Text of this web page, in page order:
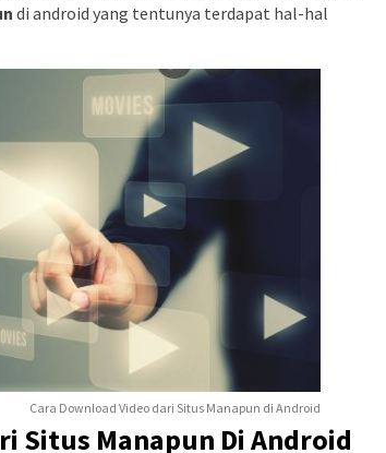
di android yang tentunya terdapat hal-hal
Cara Download Video dari Situs Manapun di Android
Situs Manapun Di Android